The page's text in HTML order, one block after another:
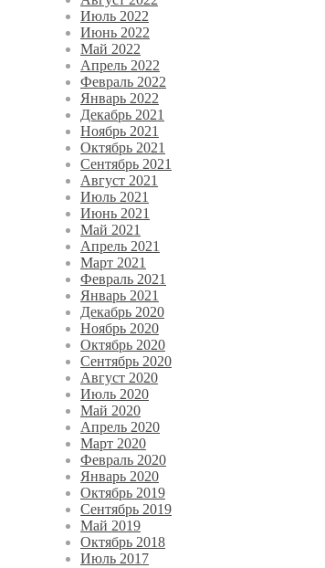
Июль 2022
Июнь 2022
Май 2022
Апрель 2022
Февраль 2022
Январь 2022
Декабрь 2021
Ноябрь 2021
Октябрь 2021
Сентябрь 2021
Август 2021
Июль 2021
Июнь 2021
Май 2021
Апрель 2021
Март 2021
Февраль 2021
Январь 2021
Декабрь 2020
Ноябрь 2020
Октябрь 2020
Сентябрь 2020
Август 2020
Июль 2020
Май 2020
Апрель 2020
Март 2020
Февраль 2020
Январь 2020
Октябрь 2019
Сентябрь 2019
Май 2019
Октябрь 2018
Июль 2017